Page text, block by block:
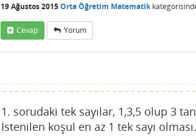
19 Ağustos 2015Orta Öğretim Matematik
Cevap Yorum
1. sorudaki tek sayılar, 1,3,5 olup 3
İstenilen koşul en az 1 tek sayı